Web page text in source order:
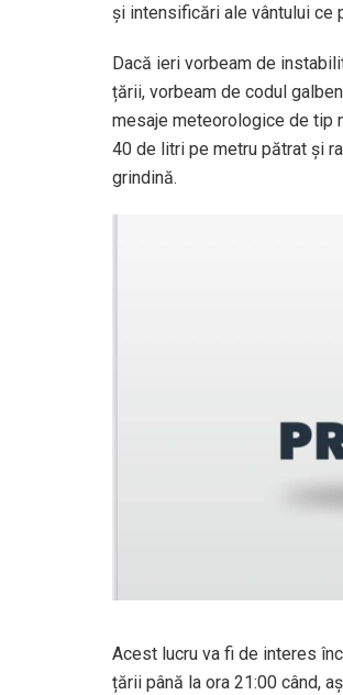
și intensificări ale vântului ce
Dacă ieri vorbeam de
țării, vorbeam de codul
mesaje meteorologice de tip
40 de litri pe metru pătrat și
grindină.
Acest lucru va fi de interes
țării până la ora 21:00 când,